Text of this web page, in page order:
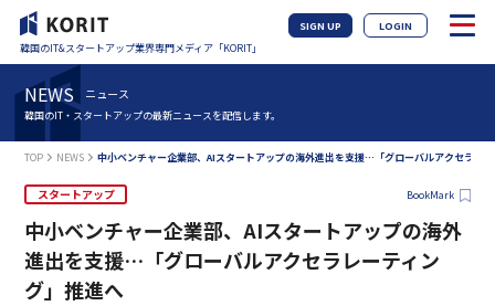
韓国のIT&スタートアップ業界専門メディア「KORIT」
SIGN UP LOGIN
NEWS ニュース
韓国のIT・スタートアップの最新ニュースを配信します。
TOP NEWS 中小ベンチャー企業部、AIスタートアップの海外進出を支援…「グローバルアクセラレ
スタートアップ BookMark
中小ベンチャー企業部、AIスタートアップの海外
進出を支援…「グローバルアクセラレーティン
グ」推進へ